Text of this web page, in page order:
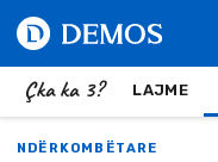
Çka ka 3? LAJME
NDËRKOMBËTARE